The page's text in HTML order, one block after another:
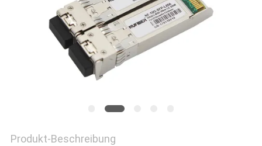
DATENSCHUTZRICHTLINIE
Produkt-Beschreibung